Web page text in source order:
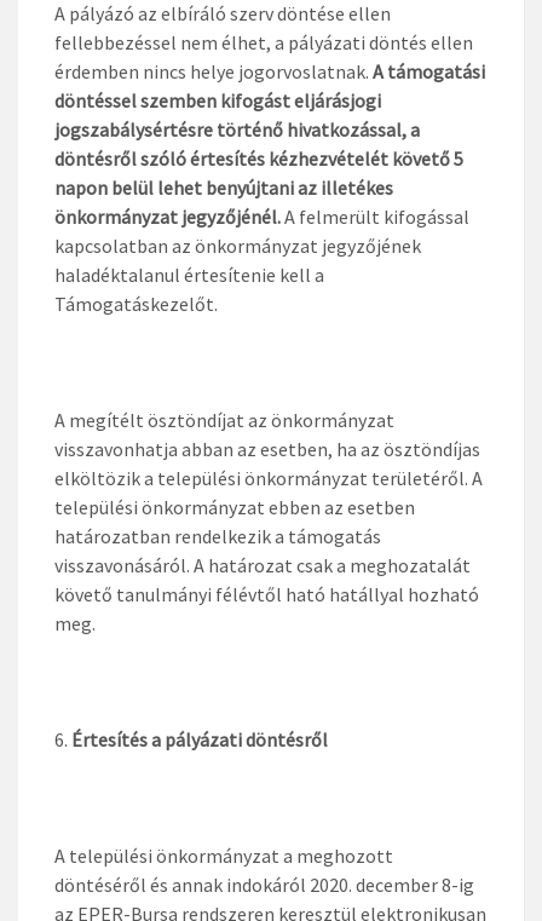
A pályázó az elbíráló szerv döntése ellen
fellebbezéssel nem élhet, a pályázati döntés ellen
érdemben nincs helye jogorvoslatnak. A támogatási
döntéssel szemben kifogást eljárásjogi
jogszabálysértésre történő hivatkozással, a
döntésről szóló értesítés kézhezvételét követő 5
napon belül lehet benyújtani az illetékes
önkormányzat jegyzőjénél.A felmerült kifogással
kapcsolatban az önkormányzat jegyzőjének
haladéktalanul értesítenie kell a
Támogatáskezelőt.
A megítélt ösztöndíjat az önkormányzat
visszavonhatja abban az esetben, ha az ösztöndíjas
elköltözik a települési önkormányzat területéről. A
települési önkormányzat ebben az esetben
határozatban rendelkezik a támogatás
visszavonásáról. A határozat csak a meghozatalát
követő tanulmányi félévtől ható hatállyal hozható
meg.
Értesítés a pályázati döntésről
A települési önkormányzat a meghozott
döntéséről és annak indokáról 2020. december 8-ig
az EPER-Bursa rendszeren keresztül elektronikusan